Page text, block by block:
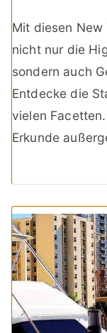
Mit diesen New
nicht nur die
sondern auch
Entdecke die
vielen
Erkunde